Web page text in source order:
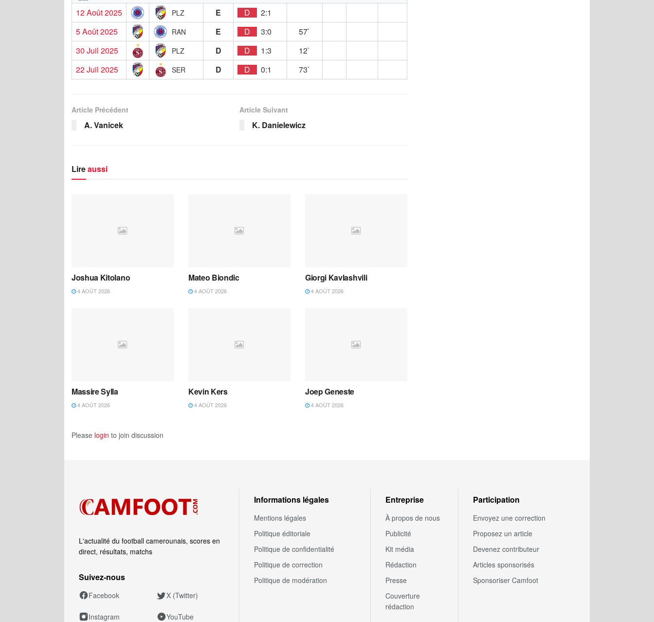
12 Août 2025
PLZ E D
2:1
5 Août 2025
RAN E D 3:0
57`
30 Juil 2025
PLZ D D 1:3
12`
22 Juil 2025
SER D D 0:1 73`
Article Précédent
A. Vanicek
Article Suivant
K. Danielewicz
Lireaussi
Joshua Kitolano
4 AOÛT 2026
Mateo Biondic
4 AOÛT 2026
Giorgi Kavlashvili
4 AOÛT 2026
Massire Sylla
4 AOÛT 2026
Kevin Kers
4 AOÛT 2026
Joep Geneste
4 AOÛT 2026
Please login to join discussion
L'actualité du football camerounais, scores en
direct, résultats, matchs
Suivez‑nous
Facebook X (Twitter)
Instagram YouTube
Informations légales
Mentions légales
Politique éditoriale
Politique de confidentialité
Politique de correction
Politique de modération
Entreprise
À propos de nous
Publicité
Kit média
Rédaction
Presse
Couverture
rédaction
Participation
Envoyez une correction
Proposez un article
Devenez contributeur
Articles sponsorisés
Sponsoriser Camfoot